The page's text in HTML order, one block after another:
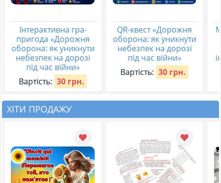
Інтерактивна гра-
пригода «Дорожня
оборона: як уникнути
небезпек на дорозі
під час війни»
Вартість: 30 грн.
QR-квест «Дорожня
оборона: як уникнути
небезпек на дорозі
під час війни»
Вартість: 30 грн.
ХІТИ ПРОДАЖУ